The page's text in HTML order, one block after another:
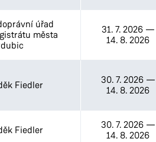
úřad
města
31. 7. 2026—
14. 8. 2026
Fiedler 30. 7. 2026—
14. 8. 2026
Fiedler 30. 7. 2026—
14. 8. 2026